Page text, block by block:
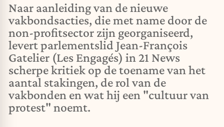
Naar aanleiding van de nieuwe
vakbondsacties, die met name door de
non-profitsector zijn georganiseerd,
levert parlementslid Jean-François
Gatelier (Les Engagés) in 21 News
scherpe kritiek op de toename van het
aantal stakingen, de rol van de
vakbonden en wat hij een "cultuur van
protest" noemt.